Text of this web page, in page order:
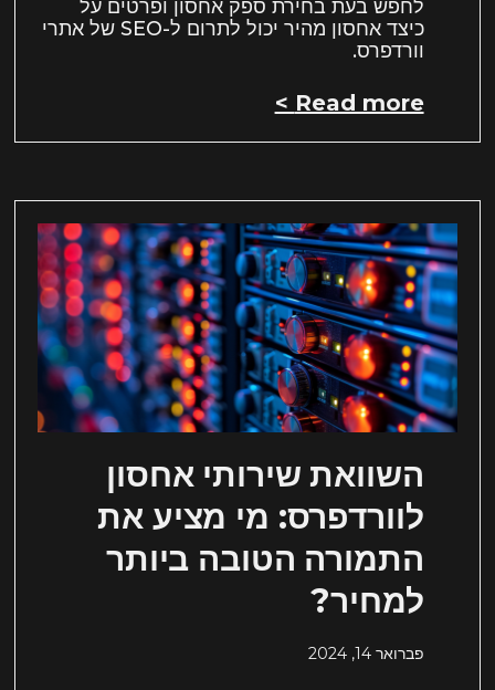
לחפש בעת בחירת ספק אחסון ופרטים על
כיצד אחסון מהיר יכול לתרום ל-SEO של אתרי
וורדפרס.
Read more >
השוואת שירותי אחסון
לוורדפרס: מי מציע את
התמורה הטובה ביותר
למחיר?
פברואר 14, 2024